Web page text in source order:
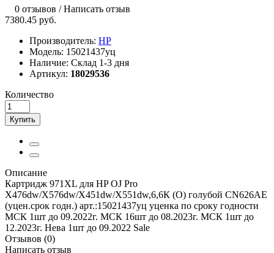
0 отзывов /Написать отзыв
7380.45 руб.
Производитель: HP
Модель: 15021437уц
Наличие: Склад 1-3 дня
Артикул: 18029536
Количество
Купить
Описание
Картридж 971XL для HP OJ Pro
X476dw/X576dw/X451dw/X551dw,6,6К (O) голубой CN626AE
(уцен.срок годн.) арт.:15021437уц уценка по сроку годности
МСК 1шт до 09.2022г. МСК 16шт до 08.2023г. МСК 1шт до
12.2023г. Нева 1шт до 09.2022 Sale
Отзывов (0)
Написать отзыв